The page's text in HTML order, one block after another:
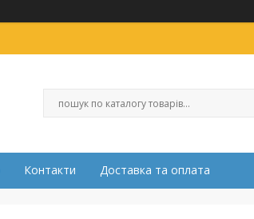
Контакти Доставка та оплата